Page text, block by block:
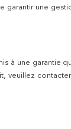
garantir une
à une garantie
veuillez